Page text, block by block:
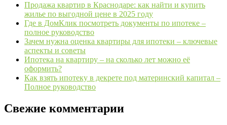
Продажа квартир в Краснодаре: как найти и купить
жилье по выгодной цене в 2025 году
Где в ДомКлик посмотреть документы по ипотеке –
полное руководство
Зачем нужна оценка квартиры для ипотеки – ключевые
аспекты и советы
Ипотека на квартиру – на сколько лет можно её
оформить?
Как взять ипотеку в декрете под материнский капитал –
Полное руководство
Свежие комментарии